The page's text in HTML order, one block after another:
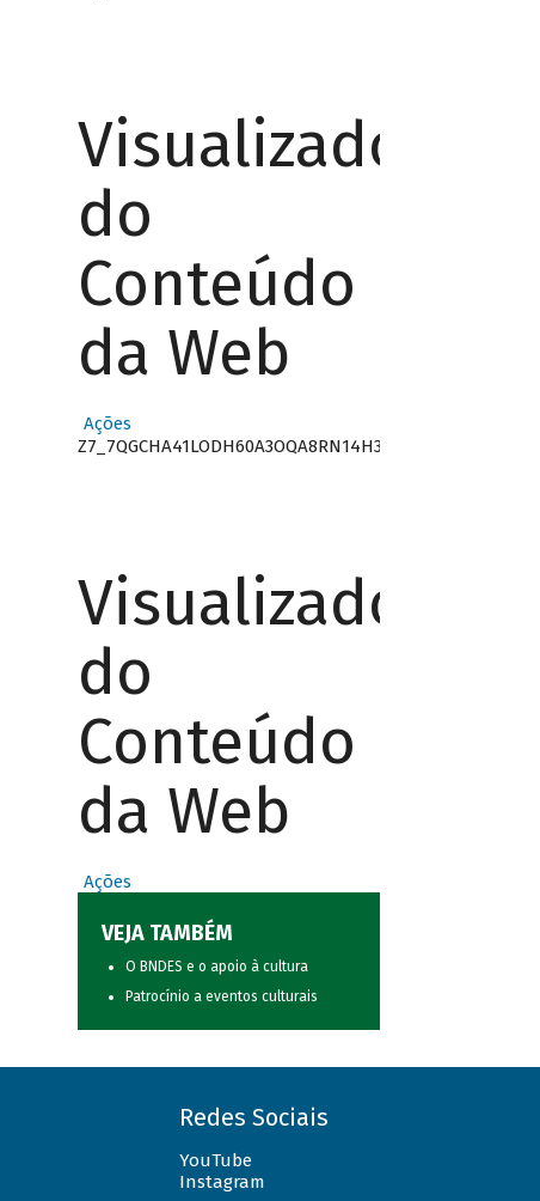
Visualizador
do
Conteúdo
da Web
Ações
Z7_7QGCHA41LODH60A3OQA8RN14H3
Visualizador
do
Conteúdo
da Web
Ações
VEJA TAMBÉM
O BNDES e o apoio à cultura
Patrocínio a eventos culturais
Redes Sociais
YouTube
Instagram